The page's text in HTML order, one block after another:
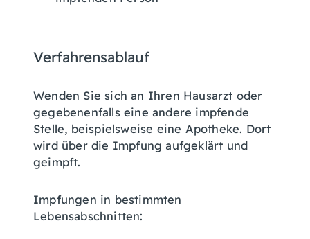
Verfahrensablauf
Wenden Sie sich an Ihren Hausarzt oder
gegebenenfalls eine andere impfende
Stelle, beispielsweise eine Apotheke. Dort
wird über die Impfung aufgeklärt und
geimpft.
Impfungen in bestimmten
Lebensabschnitten: